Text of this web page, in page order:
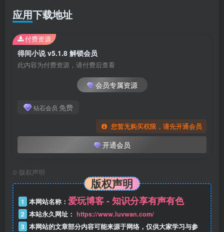
应用下载地址
得间小说 v5.1.8 解锁会员
此内容为付费资源，请付费后查看
会员专属资源
钻石会员 免费
您暂无购买权限，请先开通会员
开通会员
付费资源
© 版权声明
版权声明
1 本网站名称： 爱玩博客 - 知识分享有声有色
2 本站永久网址： https://www.luvwan.com/
3 本网站的文章部分内容可能来源于网络，仅供大家学习与参